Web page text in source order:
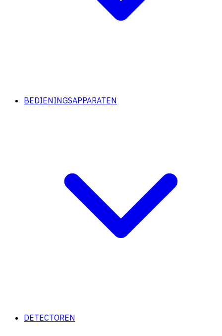
BEDIENINGSAPPARATEN
DETECTOREN